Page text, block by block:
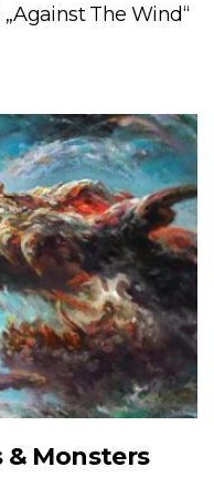
The Wind“
& Monsters